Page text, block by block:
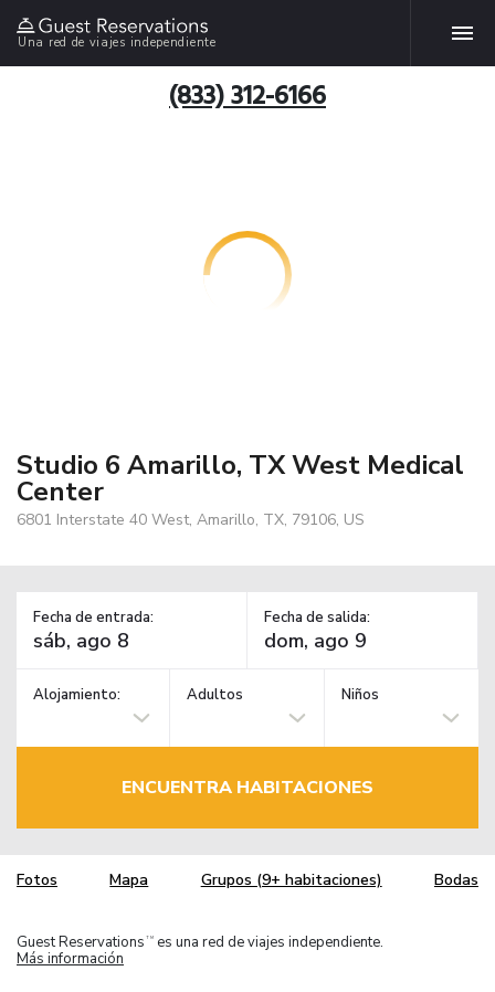
Una red de viajes independiente
(833) 312-6166
Studio 6 Amarillo, TX West Medical
Center
6801 Interstate 40 West, Amarillo, TX, 79106, US
Fecha de entrada: Fecha de salida:
Alojamiento: Adultos Niños
ENCUENTRA HABITACIONES
Fotos Mapa Grupos (9+ habitaciones) Bodas
Guest Reservations TM
es una red de viajes independiente.
Más información